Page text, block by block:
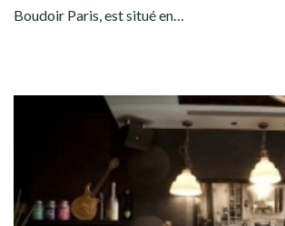
Boudoir Paris, est situé en…